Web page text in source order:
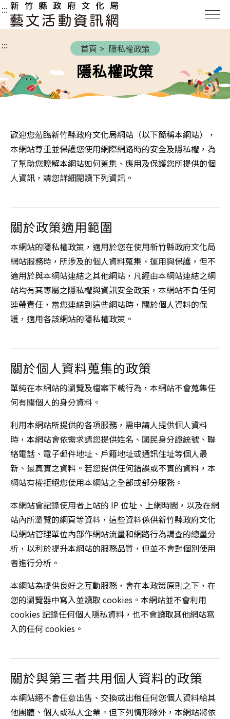
::: 新
竹
縣
文
化
局
活
動
資
訊
::: 首頁 隱私權政策
隱私權政策
歡迎您蒞臨新竹縣政府文化局網站（以下簡稱本網站），
本網站尊重並保護您使用網際網路時的安全及隱私權，為
了幫助您瞭解本網站如何蒐集、應用及保護您所提供的個
人資訊，請您詳細閱讀下列資訊。
關於政策適用範圍
本網站的隱私權政策，適用於您在使用新竹縣政府文化局
網站服務時，所涉及的個人資料蒐集、運用與保護，但不
適用於與本網站連結之其他網站，凡經由本網站連結之網
站均有其專屬之隱私權與資訊安全政策，本網站不負任何
連帶責任，當您連結到這些網站時，關於個人資料的保
護，適用各該網站的隱私權政策。
關於個人資料蒐集的政策
單純在本網站的瀏覽及檔案下載行為，本網站不會蒐集任
何有關個人的身分資料。
利用本網站所提供的各項服務，需申請人提供個人資料
時，本網站會依需求請您提供姓名、國民身分證統號、聯
絡電話、電子郵件地址、戶籍地址或通訊住址等個人最
新、最真實之資料。若您提供任何錯誤或不實的資料，本
網站有權拒絕您使用本網站之全部或部分服務。
本網站會記錄使用者上站的 IP 位址、上網時間，以及在網
站內所瀏覽的網頁等資料，這些資料係供新竹縣政府文化
局網站管理單位內部作網站流量和網路行為調查的總量分
析，以利於提升本網站的服務品質，但並不會對個別使用
者進行分析。
本網站為提供良好之互動服務，會在本政策原則之下，在
您的瀏覽器中寫入並讀取 cookies。本網站並不會利用
cookies 記錄任何個人隱私資料，也不會讀取其他網站寫
入的任何 cookies。
關於與第三者共用個人資料的政策
本網站絕不會任意出售、交換或出租任何您個人資料給其
他團體、個人或私人企業。但下列情形除外，本網站將依